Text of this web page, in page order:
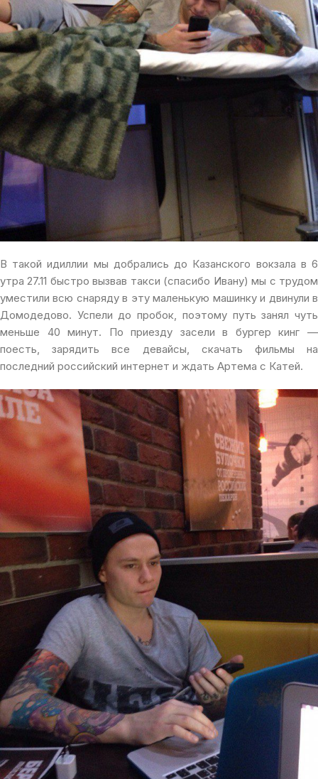
В такой идиллии мы добрались до Казанского вокзала в 6
утра 27.11 быстро вызвав такси (спасибо Ивану) мы с трудом
уместили всю снаряду в эту маленькую машинку и двинули в
Домодедово. Успели до пробок, поэтому путь занял чуть
меньше 40 минут. По приезду засели в бургер кинг —
поесть, зарядить все девайсы, скачать фильмы на
последний российский интернет и ждать Артема с Катей.